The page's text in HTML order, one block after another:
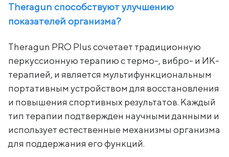
Theragun способствуют улучшению
показателей организма?
Theragun PRO Plus сочетает традиционную
перкуссионную терапию с термо-, вибро- и ИК-
терапией, и является мультифункциональным
портативным устройством для восстановления
и повышения спортивных результатов. Каждый
тип терапии подтвержден научными данными и
использует естественные механизмы организма
для поддержания его функций.